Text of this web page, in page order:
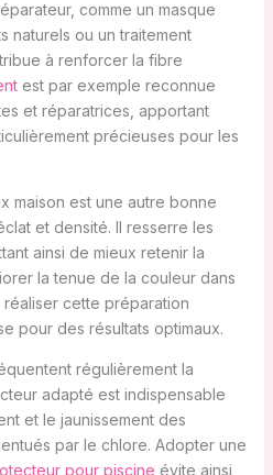
comme un masque
naturels ou un traitement
à renforcer la fibre
est par exemple reconnue
et réparatrices, apportant
précieuses pour les
maison est une autre bonne
et densité. Il resserre les
ainsi de mieux retenir la
la tenue de la couleur dans
cette préparation
pour des résultats optimaux.
régulièrement la
adapté est indispensable
et le jaunissement des
par le chlore. Adopter une
pour piscine évite ainsi